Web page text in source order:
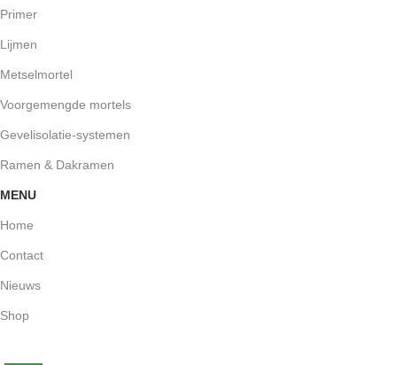
Primer
Lijmen
Metselmortel
Voorgemengde mortels
Gevelisolatie-systemen
Ramen & Dakramen
MENU
Home
Contact
Nieuws
Shop